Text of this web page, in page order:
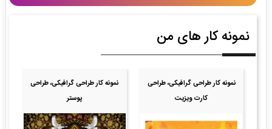
نمونه کار های من
نمونه کار طراحی گرافیکی، طراحی
کارت ویزیت
نمونه کار طراحی گرافیکی، طراحی
پوستر